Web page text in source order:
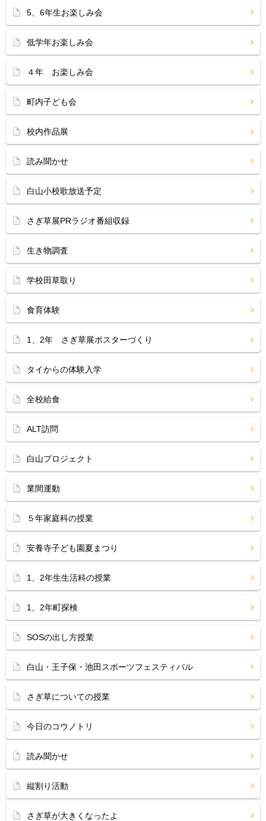
5、6年生お楽しみ会
低学年お楽しみ会
４年 お楽しみ会
町内子ども会
校内作品展
読み聞かせ
白山小校歌放送予定
さぎ草展PRラジオ番組収録
生き物調査
学校田草取り
食育体験
1、2年 さぎ草展ポスターづくり
タイからの体験入学
全校給食
ALT訪問
白山プロジェクト
業間運動
５年家庭科の授業
安養寺子ども園夏まつり
1、2年生生活科の授業
1、2年町探検
SOSの出し方授業
白山・王子保・池田スポーツフェスティバル
さぎ草についての授業
今日のコウノトリ
読み聞かせ
縦割り活動
さぎ草が大きくなったよ